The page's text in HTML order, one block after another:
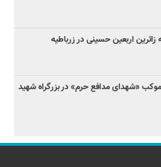
اربعین حسینی در زرباطیه
در موکب «شهدای مدافع حرم» در بزرگراه شهید